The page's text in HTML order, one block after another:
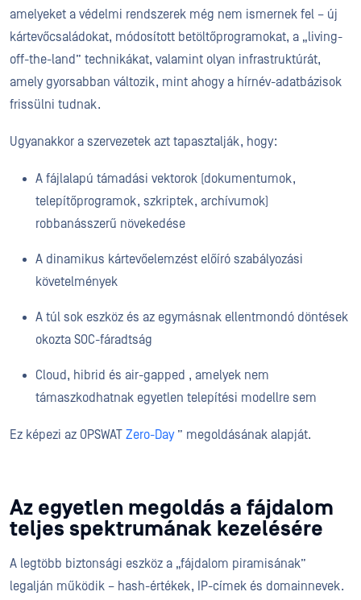
amelyeket a védelmi rendszerek még nem ismernek fel – új
kártevőcsaládokat, módosított betöltőprogramokat, a „living-
off-the-land” technikákat, valamint olyan infrastruktúrát,
amely gyorsabban változik, mint ahogy a hírnév-adatbázisok
frissülni tudnak.
Ugyanakkor a szervezetek azt tapasztalják, hogy:
A fájlalapú támadási vektorok (dokumentumok,
telepítőprogramok, szkriptek, archívumok)
robbanásszerű növekedése
A dinamikus kártevőelemzést előíró szabályozási
követelmények
A túl sok eszköz és az egymásnak ellentmondó döntések
okozta SOC-fáradtság
Cloud, hibrid és air-gapped , amelyek nem
támaszkodhatnak egyetlen telepítési modellre sem
Ez képezi az OPSWAT Zero-Day ” megoldásának alapját.
Az egyetlen megoldás a fájdalom
teljes spektrumának kezelésére
A legtöbb biztonsági eszköz a „fájdalom piramisának”
legalján működik – hash-értékek, IP-címek és domainnevek.